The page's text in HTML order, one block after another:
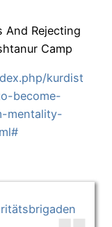
And Rejecting
Camp
kurdist
become-
mentality-